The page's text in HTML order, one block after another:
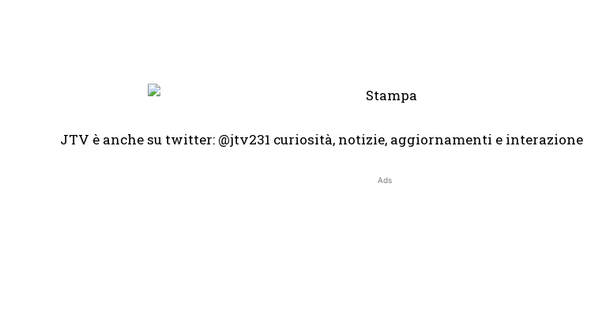
JTV è anche su twitter: @jtv231 curiosità, notizie, aggiornamenti e interazione
Ads